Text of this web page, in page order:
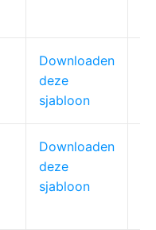
Downloaden
deze
sjabloon
Downloaden
deze
sjabloon